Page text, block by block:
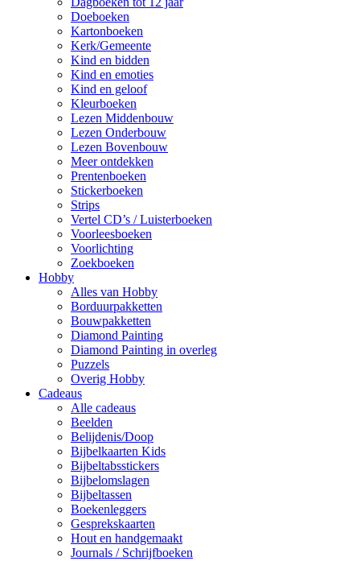
Doeboeken
Kartonboeken
Kerk/Gemeente
Kind en bidden
Kind en emoties
Kind en geloof
Kleurboeken
Lezen Middenbouw
Lezen Onderbouw
Lezen Bovenbouw
Meer ontdekken
Prentenboeken
Stickerboeken
Strips
Vertel CD’s / Luisterboeken
Voorleesboeken
Voorlichting
Zoekboeken
Hobby
Alles van Hobby
Borduurpakketten
Bouwpakketten
Diamond Painting
Diamond Painting in overleg
Puzzels
Overig Hobby
Cadeaus
Alle cadeaus
Beelden
Belijdenis/Doop
Bijbelkaarten Kids
Bijbeltabsstickers
Bijbelomslagen
Bijbeltassen
Boekenleggers
Gesprekskaarten
Hout en handgemaakt
Journals / Schrijfboeken